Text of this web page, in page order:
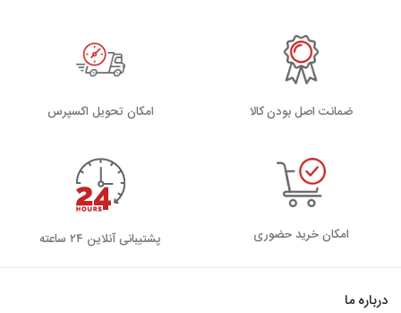
ضمانت اصل بودن کالا اﻣﮑﺎن ﺗﺤﻮﯾﻞ اﮐﺴﭙﺮس
امکان خرید حضوری پشتیبانی آنلاین ۲۴ ساعته
درباره ما